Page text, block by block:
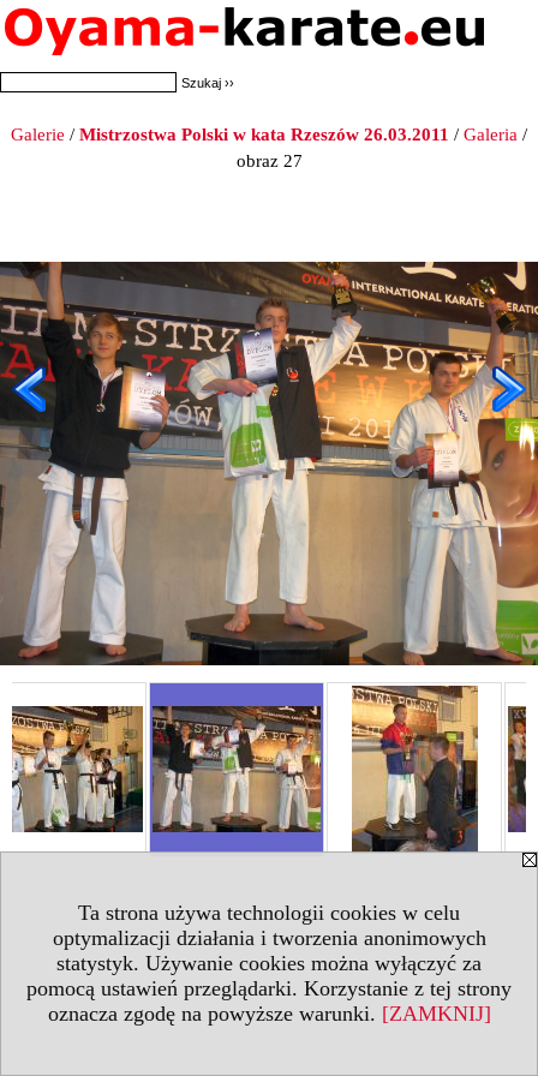
Ta strona używa technologii cookies w celu
optymalizacji działania i tworzenia anonimowych
statystyk. Używanie cookies można wyłączyć za
pomocą ustawień przeglądarki. Korzystanie z tej strony
oznacza zgodę na powyższe warunki. [ZAMKNIJ]
Galerie / Mistrzostwa Polski w kata Rzeszów 26.03.2011 / Galeria /
obraz 27